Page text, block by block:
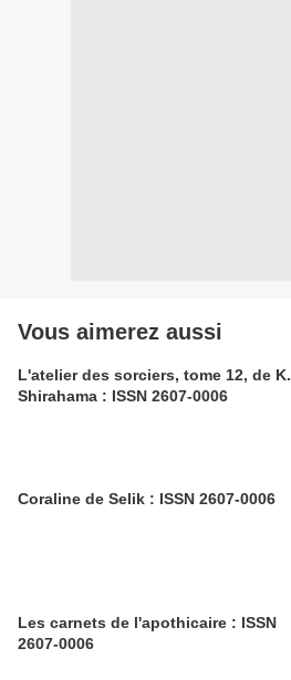
Vous aimerez aussi
L'atelier des sorciers, tome 12, de K.
Shirahama : ISSN 2607-0006
Coraline de Selik : ISSN 2607-0006
Les carnets de l'apothicaire : ISSN
2607-0006